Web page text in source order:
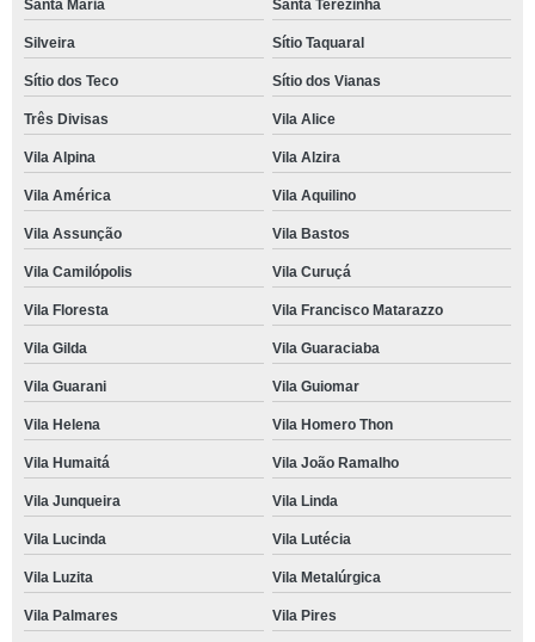
Santa Maria Santa Terezinha
Silveira Sítio Taquaral
Sítio dos Teco Sítio dos Vianas
Três Divisas Vila Alice
Vila Alpina Vila Alzira
Vila América Vila Aquilino
Vila Assunção Vila Bastos
Vila Camilópolis Vila Curuçá
Vila Floresta Vila Francisco Matarazzo
Vila Gilda Vila Guaraciaba
Vila Guarani Vila Guiomar
Vila Helena Vila Homero Thon
Vila Humaitá Vila João Ramalho
Vila Junqueira Vila Linda
Vila Lucinda Vila Lutécia
Vila Luzita Vila Metalúrgica
Vila Palmares Vila Pires